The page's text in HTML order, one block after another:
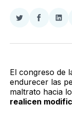
Compartir
Twitter
El congreso de
endurecer las
maltrato hacia
realicen